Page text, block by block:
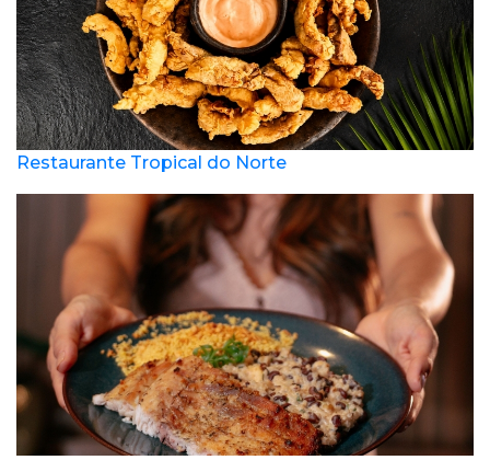
Restaurante Tropical do Norte